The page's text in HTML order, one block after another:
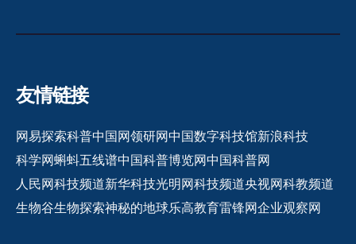
友情链接
网易探索科普中国网领研网中国数字科技馆新浪科技
科学网蝌蚪五线谱中国科普博览网中国科普网
人民网科技频道新华科技光明网科技频道央视网科教频道
生物谷生物探索神秘的地球乐高教育雷锋网企业观察网